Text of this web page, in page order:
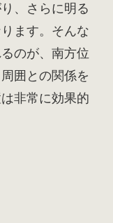
、さらに明る
ます。そんな
のが、南方位
囲との関係を
非常に効果的